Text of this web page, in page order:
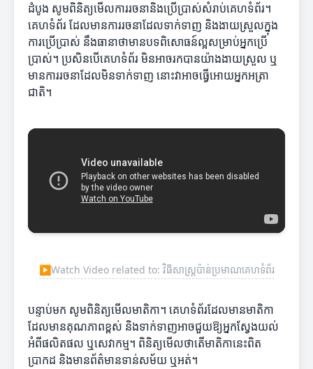
ដំបូង សូមពិនិត្យមើលការរចនានិងប្រើប្រាស់សំរាប់គេហទំព័រ។
គេហទំព័រ ដែលមានការរចនាដែលទាក់ទាញ និងងាយស្រួលក្នុង
ការប្រើប្រាស់ នឹងធានាថាមានបទពិសោធន៍ល្អសម្រាប់អ្នកប្រើ
ប្រាស់។ ប្រសិនបើគេហទំព័រ មិនអាចរកបានយ៉ាងងាយស្រួល ឬ
មានការរចនាដែលមិនទាក់ទាញ នោះវាអាចធ្វើអោយអ្នកអត្រា
ជាតិ។
▶Watch Video related to: វិធីសាស្ត្រប៉ាន់ប្រមាណគេហទំព័រ
បន្ទាប់មក សូមពិនិត្យមើលមាតិកា។ គេហទំព័រ​ដែលមានមាតិកា
ដែលមានគុណភាពខ្ពស់ និងទាក់ទាញអាចជួយឱ្យអ្នកស្វែងយល់
អំពីផលិតផល ឬសេវាកម្ម។ ពិនិត្យមើលថាតើមាតិកានេះពិត
ប្រាកដ និងមានព័ត៌មានទាន់សម័យ ឬអត់។